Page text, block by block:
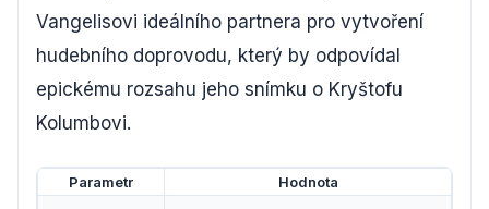
Vangelisovi ideálního partnera pro vytvoření
hudebního doprovodu, který by odpovídal
epickému rozsahu jeho snímku o Kryštofu
Kolumbovi.
Parametr Hodnota